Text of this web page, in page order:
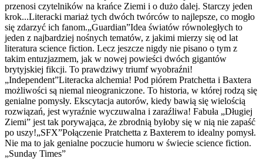
przenosi czytelników na krańce Ziemi i o dużo dalej. Starczy jeden
krok...Literacki mariaż tych dwóch twórców to najlepsze, co mogło
się zdarzyć ich fanom.„Guardian”Idea światów równoległych to
jeden z najbardziej nośnych tematów, z jakimi mierzy się od lat
literatura science fiction. Lecz jeszcze nigdy nie pisano o tym z
takim entuzjazmem, jak w nowej powieści dwóch gigantów
brytyjskiej fikcji. To prawdziwy triumf wyobraźni!
„Independent”Literacka alchemia! Pod piórem Pratchetta i Baxtera
możliwości są niemal nieograniczone. To historia, w której rodzą się
genialne pomysły. Ekscytacja autorów, kiedy bawią się wielością
rozwiązań, jest wyraźnie wyczuwalna i zaraźliwa! Fabuła „Długiej
Ziemi” jest tak porywająca, że zbrodnią byłoby się w nią nie zapaść
po uszy!„SFX”Połączenie Pratchetta z Baxterem to idealny pomysł.
Nie ma to jak genialne poczucie humoru w świecie science fiction.
„Sunday Times”